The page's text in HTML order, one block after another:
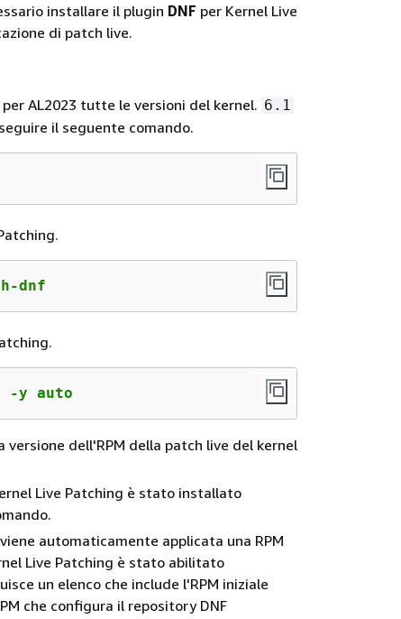
installare il plugin DNF per Kernel Live
di patch live.
AL2023 tutte le versioni del kernel. 6.1
il seguente comando.
dnf
-y auto
dell'RPM della patch live del kernel
Live Patching è stato installato
automaticamente applicata una RPM
Live Patching è stato abilitato
un elenco che include l'RPM iniziale
che configura il repository DNF